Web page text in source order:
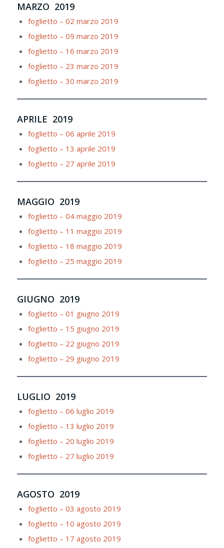
MARZO 2019
foglietto – 02 marzo 2019
foglietto – 09 marzo 2019
foglietto – 16 marzo 2019
foglietto – 23 marzo 2019
foglietto – 30 marzo 2019
APRILE 2019
foglietto – 06 aprile 2019
foglietto – 13 aprile 2019
foglietto – 27 aprile 2019
MAGGIO 2019
foglietto – 04 maggio 2019
foglietto – 11 maggio 2019
foglietto – 18 maggio 2019
foglietto – 25 maggio 2019
GIUGNO 2019
foglietto – 01 giugno 2019
foglietto – 15 giugno 2019
foglietto – 22 giugno 2019
foglietto – 29 giugno 2019
LUGLIO 2019
foglietto – 06 luglio 2019
foglietto – 13 luglio 2019
foglietto – 20 luglio 2019
foglietto – 27 luglio 2019
AGOSTO 2019
foglietto – 03 agosto 2019
foglietto – 10 agosto 2019
foglietto – 17 agosto 2019